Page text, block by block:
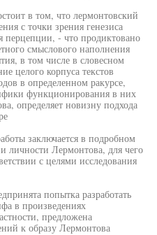
в том, что лермонтовский
с точки зрения генезиса
перцепции, - что продиктовано
смыслового наполнения
в том числе в словесном
целого корпуса текстов
в определенном ракурсе,
функционирования в них
определяет новизну подхода
заключается в подробном
личности Лермонтова, для чего
с целями исследования
попытка разработать
в произведениях
предложена
к образу Лермонтова